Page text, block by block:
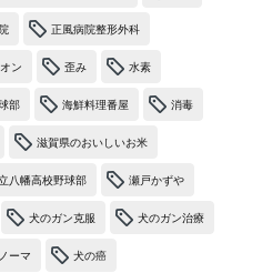
正風病院整形外科
ン 歪み 水素
部 海鮮料理番屋 消毒
滋賀県のおいしいお米
八幡高校野球部 瀬戸かずや
犬のガン克服 犬のガン治療
ーマ 犬の癌